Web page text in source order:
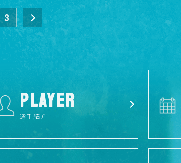
3 »
PLAYER
選手紹介